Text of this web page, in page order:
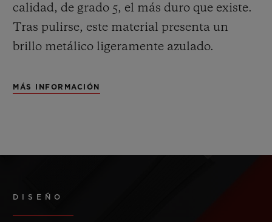
calidad, de grado 5, el más duro que existe.
Tras pulirse, este material presenta un
brillo metálico ligeramente azulado.
MÁS INFORMACIÓN
DISEÑO